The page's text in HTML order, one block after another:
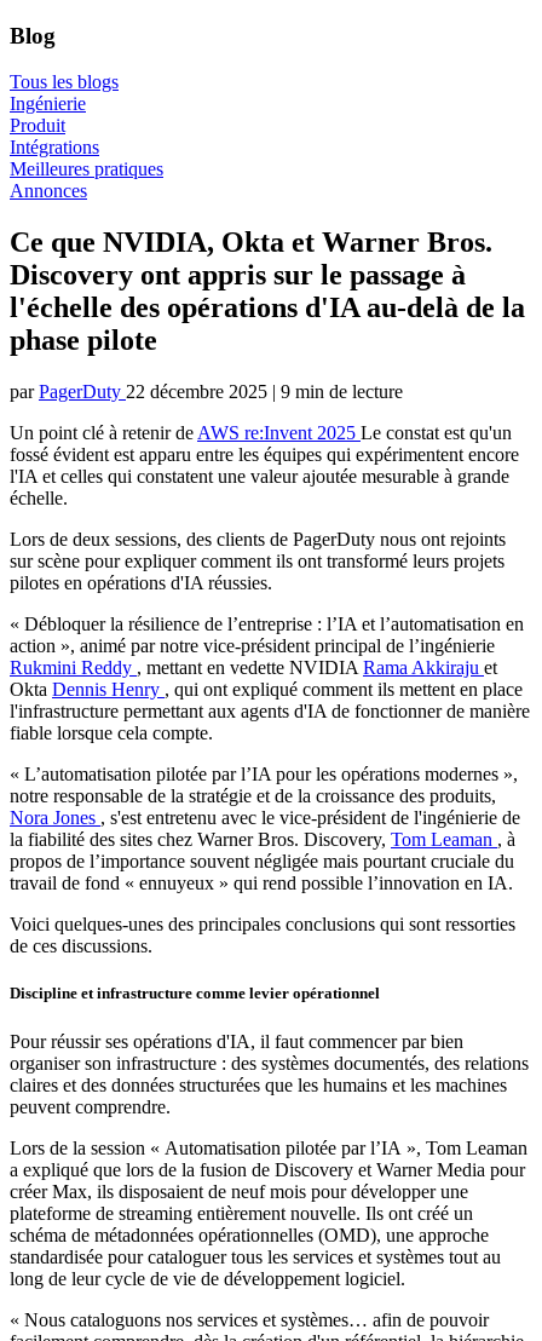
Blog
Tous les blogs
Ingénierie
Produit
Intégrations
Meilleures pratiques
Annonces
Ce que NVIDIA, Okta et Warner Bros.
Discovery ont appris sur le passage à
l'échelle des opérations d'IA au-delà de la
phase pilote
parPagerDuty 22 décembre 2025 | 9 min de lecture
Un point clé à retenir de AWS re:Invent 2025 Le constat est qu'un
fossé évident est apparu entre les équipes qui expérimentent encore
l'IA et celles qui constatent une valeur ajoutée mesurable à grande
échelle.
Lors de deux sessions, des clients de PagerDuty nous ont rejoints
sur scène pour expliquer comment ils ont transformé leurs projets
pilotes en opérations d'IA réussies.
« Débloquer la résilience de l’entreprise : l’IA et l’automatisation en
action », animé par notre vice-président principal de l’ingénierie
Rukmini Reddy , mettant en vedette NVIDIA Rama Akkiraju et
Okta Dennis Henry , qui ont expliqué comment ils mettent en place
l'infrastructure permettant aux agents d'IA de fonctionner de manière
fiable lorsque cela compte.
« L’automatisation pilotée par l’IA pour les opérations modernes »,
notre responsable de la stratégie et de la croissance des produits,
Nora Jones , s'est entretenu avec le vice-président de l'ingénierie de
la fiabilité des sites chez Warner Bros. Discovery, Tom Leaman , à
propos de l’importance souvent négligée mais pourtant cruciale du
travail de fond « ennuyeux » qui rend possible l’innovation en IA.
Voici quelques-unes des principales conclusions qui sont ressorties
de ces discussions.
Discipline et infrastructure comme levier opérationnel
Pour réussir ses opérations d'IA, il faut commencer par bien
organiser son infrastructure : des systèmes documentés, des relations
claires et des données structurées que les humains et les machines
peuvent comprendre.
Lors de la session « Automatisation pilotée par l’IA », Tom Leaman
a expliqué que lors de la fusion de Discovery et Warner Media pour
créer Max, ils disposaient de neuf mois pour développer une
plateforme de streaming entièrement nouvelle. Ils ont créé un
schéma de métadonnées opérationnelles (OMD), une approche
standardisée pour cataloguer tous les services et systèmes tout au
long de leur cycle de vie de développement logiciel.
« Nous cataloguons nos services et systèmes… afin de pouvoir